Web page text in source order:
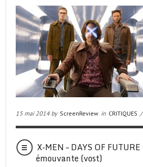
15 mai 2014 by ScreenReview in CRITIQUES /
X-MEN – DAYS OF
émouvante (vost)